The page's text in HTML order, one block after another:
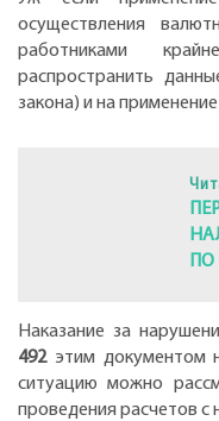
осуществления
работниками
распространить
закона) и на
Наказание за
492этим документом
ситуацию можно
проведения расчетов с